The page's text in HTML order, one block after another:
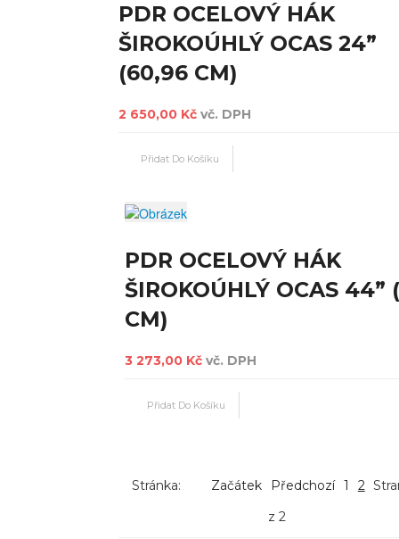
PDR OCELOVÝ HÁK
ŠIROKOÚHLÝ OCAS 24”
(60,96 CM)
2 650,00 Kč vč. DPH
PDR OCELOVÝ HÁK
ŠIROKOÚHLÝ OCAS 44”
CM)
3 273,00 Kč vč. DPH
Stránka: Začátek Předchozí 1 2
z 2